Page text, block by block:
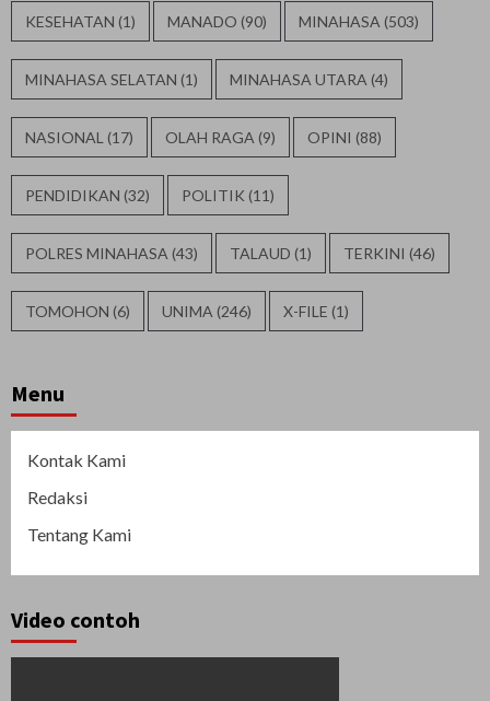
KESEHATAN (1) MANADO (90) MINAHASA (503)
MINAHASA SELATAN (1) MINAHASA UTARA (4)
NASIONAL (17) OLAH RAGA (9) OPINI (88)
PENDIDIKAN (32) POLITIK (11)
POLRES MINAHASA (43) TALAUD (1) TERKINI (46)
TOMOHON (6) UNIMA (246) X-FILE (1)
Menu
Kontak Kami
Redaksi
Tentang Kami
Video contoh